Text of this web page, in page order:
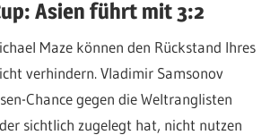
Asien führt mit 3:2
Maze können den Rückstand Ihres
verhindern. Vladimir Samsonov
Chance gegen die Weltranglisten
sichtlich zugelegt hat, nicht nutzen